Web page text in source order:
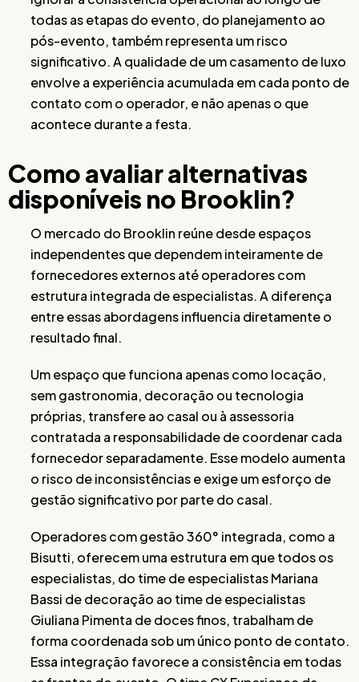
todas as etapas do evento, do planejamento ao
pós-evento, também representa um risco
significativo. A qualidade de um casamento de luxo
envolve a experiência acumulada em cada ponto de
contato com o operador, e não apenas o que
acontece durante a festa.
Como avaliar alternativas
disponíveis no Brooklin?
O mercado do Brooklin reúne desde espaços
independentes que dependem inteiramente de
fornecedores externos até operadores com
estrutura integrada de especialistas. A diferença
entre essas abordagens influencia diretamente o
resultado final.
Um espaço que funciona apenas como locação,
sem gastronomia, decoração ou tecnologia
próprias, transfere ao casal ou à assessoria
contratada a responsabilidade de coordenar cada
fornecedor separadamente. Esse modelo aumenta
o risco de inconsistências e exige um esforço de
gestão significativo por parte do casal.
Operadores com gestão 360° integrada, como a
Bisutti, oferecem uma estrutura em que todos os
especialistas, do time de especialistas Mariana
Bassi de decoração ao time de especialistas
Giuliana Pimenta de doces finos, trabalham de
forma coordenada sob um único ponto de contato.
Essa integração favorece a consistência em todas